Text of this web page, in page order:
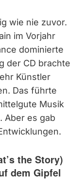
wie nie zuvor.
im Vorjahr
dominierte
der CD brachte
Künstler
Das führte
Musik
Aber es gab
the Story)
dem Gipfel